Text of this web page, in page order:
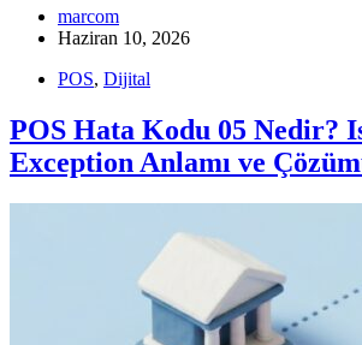
marcom
Haziran 10, 2026
POS, Dijital
POS Hata Kodu 05 Nedir?
Exception Anlamı ve